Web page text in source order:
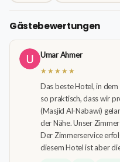
Gästebewertungen
Umar Ahmer
★★★★★
Das beste Hotel, in dem
so praktisch, dass wir
(Masjid Al-Nabawi)
der Nähe. Unser
Der Zimmerservice
diesem Hotel ist aber